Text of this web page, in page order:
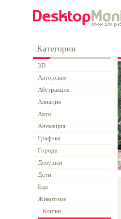
Категории
3D
Авторские
Абстракция
Авиация
Авто
Анимация
Графика
Города
Девушки
Дети
Еда
Животные
Кошки